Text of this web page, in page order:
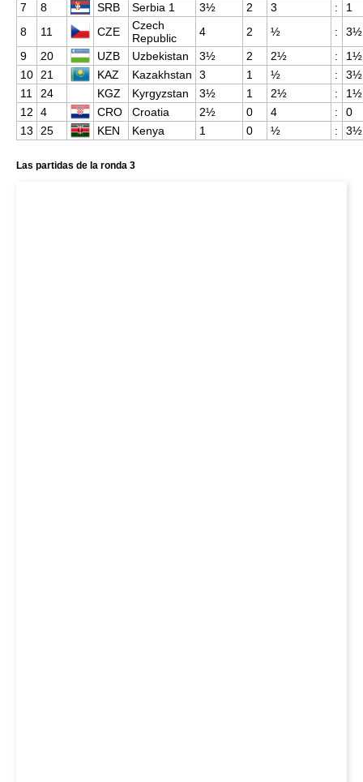
7
8 SRB Serbia 1 3½ 2 3 :
1
8
11 CZE
Czech
Republic
4 2 ½ :
3½
9
20 UZB Uzbekistan 3½ 2 2½ :
1½
10
21 KAZ Kazakhstan 3 1 ½ :
3½
11
24 KGZ Kyrgyzstan 3½ 1 2½ :
1½
12
4 CRO Croatia 2½ 0 4 :
0
13
25 KEN Kenya 1 0 ½ : 3½
Las partidas de la ronda 3